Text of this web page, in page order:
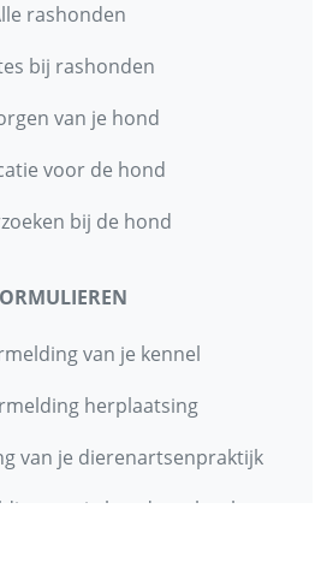
rashonden
bij rashonden
van je hond
voor de hond
bij de hond
van je kennel
herplaatsing
van je dierenartsenpraktijk
van je hondenschool